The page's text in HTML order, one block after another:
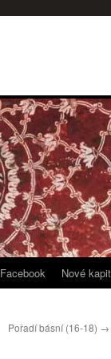
Facebook Nové
Pořadí básní (16-18) →